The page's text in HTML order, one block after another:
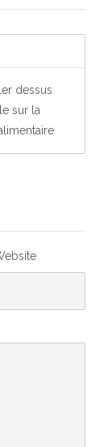
dessus
sur la